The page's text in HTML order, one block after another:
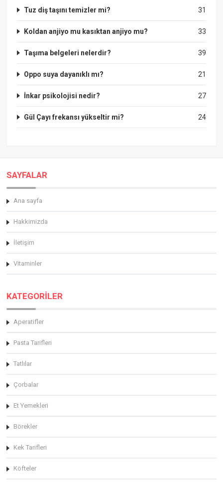
31
Tuz diş taşını temizler mi?
33
Koldan anjiyo mu kasıktan anjiyo mu?
39
Taşıma belgeleri nelerdir?
21
Oppo suya dayanıklı mı?
27
İnkar psikolojisi nedir?
24
Gül Çayı frekansı yükseltir mi?
SAYFALAR
Ana sayfa
Hakkimizda
İletişim
Vitaminler
KATEGORİLER
Aperatifler
Pasta Tarifleri
Tatlılar
Çorbalar
Et Yemekleri
Börekler
Kek Tarifleri
Köfteler